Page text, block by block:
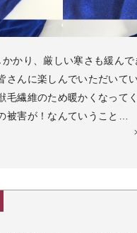
かり、厳しい寒さも緩ん
さんに楽しんでいただいて
毛繊維のため暖かくなって
被害が！なんていうこと…